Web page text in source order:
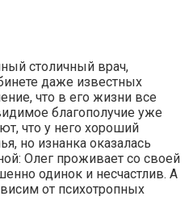
столичный врач,
даже известных
что в его жизни все
благополучие уже
что у него хороший
но изнанка оказалась
Олег проживает со своей
одинок и несчастлив. А
от психотропных